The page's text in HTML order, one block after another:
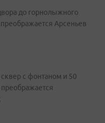
до горнолыжного
преображается Арсеньев
с фонтаном и 50
преображается